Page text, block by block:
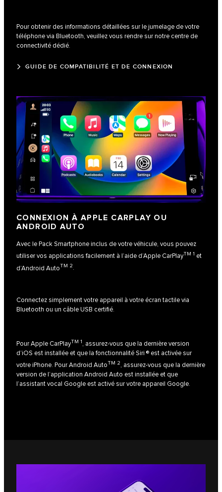
Pour obtenir des informations détaillées sur le jumelage de votre
téléphone via Bluetooth, veuillez vous rendre sur notre centre de
connectivité dédié.
GUIDE DE COMPATIBILITÉ ET DE CONNEXION
CONNEXION À APPLE CARPLAY OU
ANDROID AUTO
Avec le Pack Smartphone inclus de votre véhicule, vous pouvez
utiliser vos applications facilement à l’aide d’Apple CarPlayTM 1 et
d’Android AutoTM 2.
Connectez simplement votre appareil à votre écran tactile via
Bluetooth ou un câble USB certifié.
PourApple CarPlayTM 1, assurez-vous que la dernière version
d’iOS est installée et que la fonctionnalité Siri ® est activée sur
votre iPhone. PourAndroid AutoTM 2, assurez-vous que la dernière
version de l’application Android Auto est installée et que
l’assistant vocal Google est activé sur votre appareil Google.